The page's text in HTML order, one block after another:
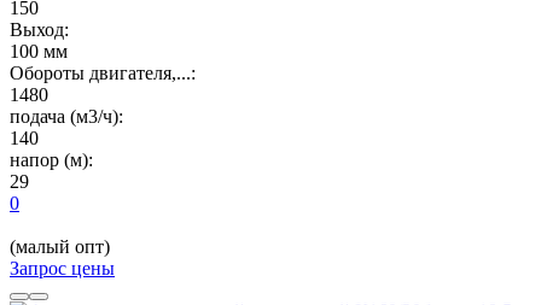
150
Выход:
100 мм
Обороты двигателя,...:
1480
подача (м3/ч):
140
напор (м):
29
0
(малый опт)
Запрос цены